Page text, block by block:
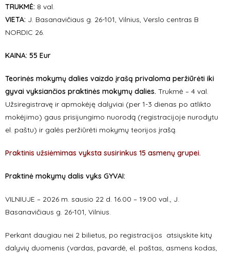
TRUKMĖ: 8 val.
VIETA: J. Basanavičiaus g. 26-101, Vilnius, Verslo centras B
NORDIC 26.
KAINA: 55 Eur
Teorinės mokymų dalies vaizdo įrašą privaloma peržiūrėti iki
gyvai vyksiančios praktinės mokymų dalies. Trukmė – 4 val.
Užsiregistravę ir apmokėję dalyviai (per 1-3 dienas po atlikto
mokėjimo) gaus prisijungimo nuorodą (registracijoje nurodytu
el. paštu) ir galės peržiūrėti mokymų teorijos įrašą.
Praktinis užsiėmimas vyksta susirinkus 15 asmenų grupei.
Praktinė mokymų dalis vyks GYVAI:
VILNIUJE – 2026 m. sausio 22 d. 16.00 – 19.00 val., J.
Basanavičiaus g. 26-101, Vilnius.
Perkant daugiau nei 2 bilietus, po registracijos atsiųskite kitų
dalyvių duomenis (vardas, pavardė, el. paštas, asmens kodas,